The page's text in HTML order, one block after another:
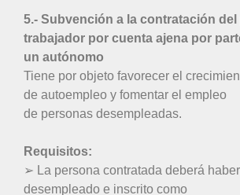
5.- Subvención a la contratación del
trabajador por cuenta ajena por
un autónomo
Tiene por objeto favorecer el
de autoempleo y fomentar el empleo
de personas desempleadas.
Requisitos:
➢ La persona contratada deberá
desempleado e inscrito como